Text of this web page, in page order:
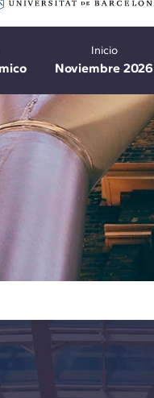
Inicio
Noviembre 2026